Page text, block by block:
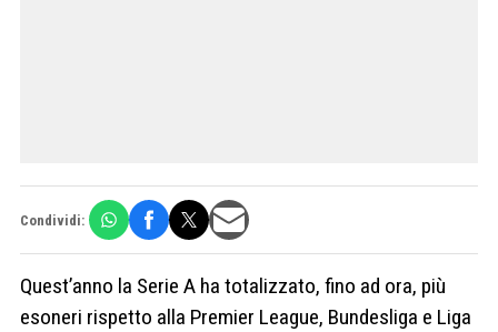
Condividi:
Quest’anno la Serie A ha totalizzato, fino ad ora, più
esoneri rispetto alla Premier League, Bundesliga e Liga